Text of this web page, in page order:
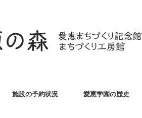
施設の予約状況 愛恵学園の歴史